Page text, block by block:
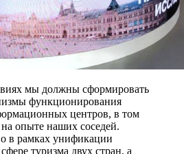
мы должны сформировать
функционирования
центров, в том
опыте наших соседей.
в рамках унификации
туризма двух стран, а